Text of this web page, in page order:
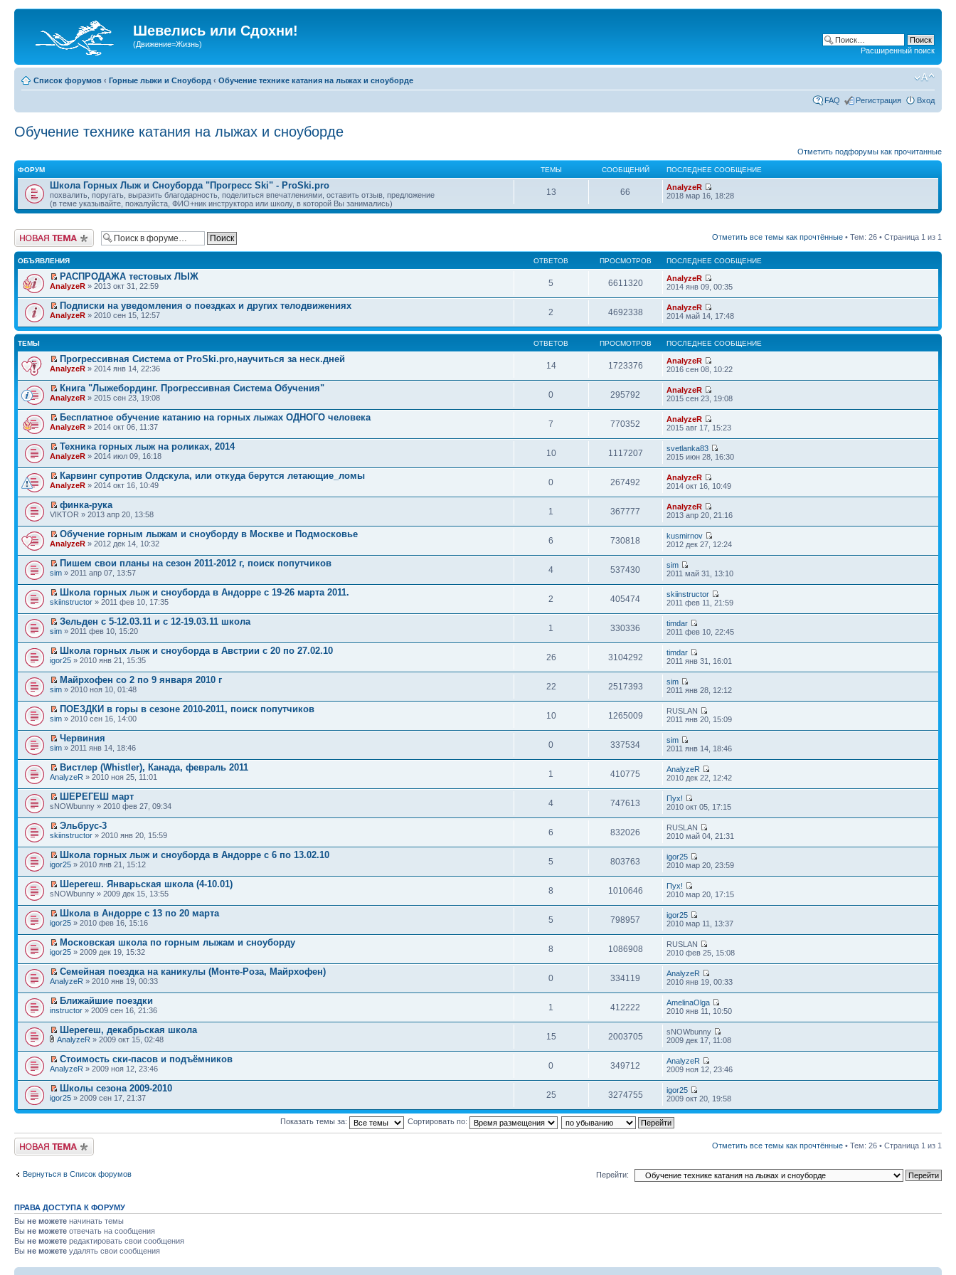
Шевелись или Сдохни!
(Движение=Жизнь)
Расширенный поиск
Список форумов ‹ Горные лыжи и Сноуборд ‹ Обучение технике катания на лыжах и сноуборде
FAQ Регистрация Вход
Обучение технике катания на лыжах и сноуборде
Отметить подфорумы как прочитанные
ФОРУМ ТЕМЫ СООБЩЕНИЙ ПОСЛЕДНЕЕ СООБЩЕНИЕ
Школа Горных Лыж и Сноуборда "Прогресс Ski" - ProSki.pro
похвалить, поругать, выразить благодарность, поделиться впечатлениями, оставить отзыв, предложение
(в теме указывайте, пожалуйста, ФИО+ник инструктора или школу, в которой Вы занимались)
13 66
AnalyzeR
2018 мар 16, 18:28
Начать новую тему Отметить все темы как прочтённые • Тем: 26 • Страница 1 из 1
ОБЪЯВЛЕНИЯ ОТВЕТОВ ПРОСМОТРОВ ПОСЛЕДНЕЕ СООБЩЕНИЕ
РАСПРОДАЖА тестовых ЛЫЖ
AnalyzeR » 2013 окт 31, 22:59 5 6611320
AnalyzeR
2014 янв 09, 00:35
Подписки на уведомления о поездках и других телодвижениях
AnalyzeR » 2010 сен 15, 12:57 2 4692338
AnalyzeR
2014 май 14, 17:48
ТЕМЫ ОТВЕТОВ ПРОСМОТРОВ ПОСЛЕДНЕЕ СООБЩЕНИЕ
Прогрессивная Система от ProSki.pro,научиться за неск.дней
AnalyzeR » 2014 янв 14, 22:36 14 1723376
AnalyzeR
2016 сен 08, 10:22
Книга "Лыжебординг. Прогрессивная Система Обучения"
AnalyzeR » 2015 сен 23, 19:08 0 295792
AnalyzeR
2015 сен 23, 19:08
Бесплатное обучение катанию на горных лыжах ОДНОГО человека
AnalyzeR » 2014 окт 06, 11:37 7 770352
AnalyzeR
2015 авг 17, 15:23
Техника горных лыж на роликах, 2014
AnalyzeR » 2014 июл 09, 16:18 10 1117207
svetlanka83
2015 июн 28, 16:30
Карвинг супротив Олдскула, или откуда берутся летающие_ломы
AnalyzeR » 2014 окт 16, 10:49 0 267492
AnalyzeR
2014 окт 16, 10:49
финка-рука
VIKTOR » 2013 апр 20, 13:58 1 367777
AnalyzeR
2013 апр 20, 21:16
Обучение горным лыжам и сноуборду в Москве и Подмосковье
AnalyzeR » 2012 дек 14, 10:32 6 730818
kusmirnov
2012 дек 27, 12:24
Пишем свои планы на сезон 2011-2012 г, поиск попутчиков
sim » 2011 апр 07, 13:57 4 537430
sim
2011 май 31, 13:10
Школа горных лыж и сноуборда в Андорре с 19-26 марта 2011.
skiinstructor » 2011 фев 10, 17:35 2 405474
skiinstructor
2011 фев 11, 21:59
Зельден с 5-12.03.11 и с 12-19.03.11 школа
sim » 2011 фев 10, 15:20 1 330336
timdar
2011 фев 10, 22:45
Школа горных лыж и сноуборда в Австрии с 20 по 27.02.10
igor25 » 2010 янв 21, 15:35 26 3104292
timdar
2011 янв 31, 16:01
Майрхофен со 2 по 9 января 2010 г
sim » 2010 ноя 10, 01:48 22 2517393
sim
2011 янв 28, 12:12
ПОЕЗДКИ в горы в сезоне 2010-2011, поиск попутчиков
sim » 2010 сен 16, 14:00 10 1265009
RUSLAN
2011 янв 20, 15:09
Червиния
sim » 2011 янв 14, 18:46 0 337534
sim
2011 янв 14, 18:46
Вистлер (Whistler), Канада, февраль 2011
AnalyzeR » 2010 ноя 25, 11:01 1 410775
AnalyzeR
2010 дек 22, 12:42
ШЕРЕГЕШ март
sNOWbunny » 2010 фев 27, 09:34 4 747613
Пух!
2010 окт 05, 17:15
Эльбрус-3
skiinstructor » 2010 янв 20, 15:59 6 832026
RUSLAN
2010 май 04, 21:31
Школа горных лыж и сноуборда в Андорре с 6 по 13.02.10
igor25 » 2010 янв 21, 15:12 5 803763
igor25
2010 мар 20, 23:59
Шерегеш. Январьская школа (4-10.01)
sNOWbunny » 2009 дек 15, 13:55 8 1010646
Пух!
2010 мар 20, 17:15
Школа в Андорре с 13 по 20 марта
igor25 » 2010 фев 16, 15:16 5 798957
igor25
2010 мар 11, 13:37
Московская школа по горным лыжам и сноуборду
igor25 » 2009 дек 19, 15:32 8 1086908
RUSLAN
2010 фев 25, 15:08
Семейная поездка на каникулы (Монте-Роза, Майрхофен)
AnalyzeR » 2010 янв 19, 00:33 0 334119
AnalyzeR
2010 янв 19, 00:33
Ближайшие поездки
instructor » 2009 сен 16, 21:36 1 412222
AmelinaOlga
2010 янв 11, 10:50
Шерегеш, декабрьская школа
AnalyzeR » 2009 окт 15, 02:48 15 2003705
sNOWbunny
2009 дек 17, 11:08
Стоимость ски-пасов и подъёмников
AnalyzeR » 2009 ноя 12, 23:46 0 349712
AnalyzeR
2009 ноя 12, 23:46
Школы сезона 2009-2010
igor25 » 2009 сен 17, 21:37 25 3274755
igor25
2009 окт 20, 19:58
Показать темы за: Сортировать по:
Начать новую тему Отметить все темы как прочтённые • Тем: 26 • Страница 1 из 1
Вернуться в Список форумов Перейти:
ПРАВА ДОСТУПА К ФОРУМУ
Вы не можете начинать темы
Вы не можете отвечать на сообщения
Вы не можете редактировать свои сообщения
Вы не можете удалять свои сообщения